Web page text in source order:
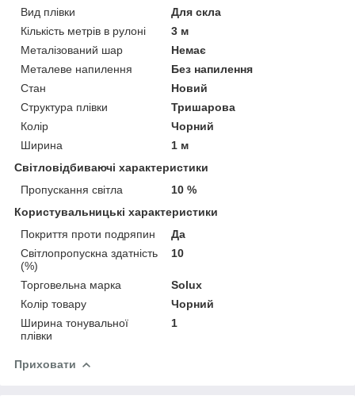
Вид плівки
Для скла
Кількість метрів в рулоні
3 м
Металізований шар
Немає
Металеве напилення
Без напилення
Стан
Новий
Структура плівки
Тришарова
Колір
Чорний
Ширина
1 м
Світловідбиваючі характеристики
Пропускання світла
10 %
Користувальницькі характеристики
Покриття проти подряпин
Да
Світлопропускна здатність
(%)
10
Торговельна марка
Solux
Колір товару
Чорний
Ширина тонувальної
плівки
1
Приховати